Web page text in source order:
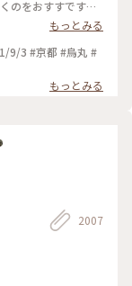
のをおすすです♡
丸本店 #手織り寿
もっとみる
9/3 #京都 #烏丸 #
もっとみる
2007